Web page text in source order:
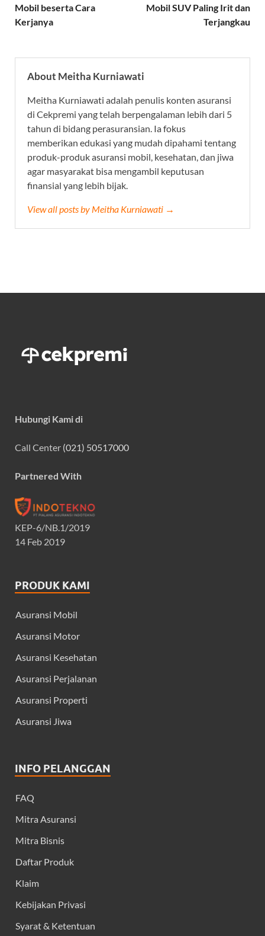
Mobil beserta Cara
Kerjanya
Mobil SUV Paling Irit dan
Terjangkau
About Meitha Kurniawati
Meitha Kurniawati adalah penulis konten asuransi
di Cekpremi yang telah berpengalaman lebih dari 5
tahun di bidang perasuransian. Ia fokus
memberikan edukasi yang mudah dipahami tentang
produk-produk asuransi mobil, kesehatan, dan jiwa
agar masyarakat bisa mengambil keputusan
finansial yang lebih bijak.
View all posts by Meitha Kurniawati →
Hubungi Kami di
Call Center (021) 50517000
Partnered With
KEP-6/NB.1/2019
14 Feb 2019
PRODUK KAMI
Asuransi Mobil
Asuransi Motor
Asuransi Kesehatan
Asuransi Perjalanan
Asuransi Properti
Asuransi Jiwa
INFO PELANGGAN
FAQ
Mitra Asuransi
Mitra Bisnis
Daftar Produk
Klaim
Kebijakan Privasi
Syarat & Ketentuan